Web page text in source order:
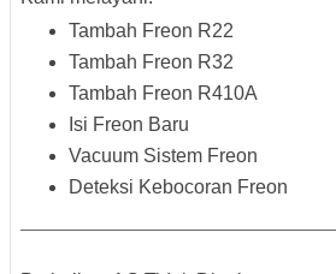
Tambah Freon R22
Tambah Freon R32
Tambah Freon R410A
Isi Freon Baru
Vacuum Sistem Freon
Deteksi Kebocoran Freon